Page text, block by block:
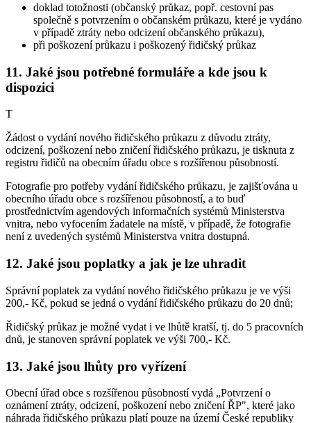
doklad totožnosti (občanský průkaz, popř. cestovní pas
společně s potvrzením o občanském průkazu, které je vydáno
v případě ztráty nebo odcizení občanského průkazu),
při poškození průkazu i poškozený řidičský průkaz
11. Jaké jsou potřebné formuláře a kde jsou k
dispozici
T
Žádost o vydání nového řidičského průkazu z důvodu ztráty,
odcizení, poškození nebo zničení řidičského průkazu, je tisknuta z
registru řidičů na obecním úřadu obce s rozšířenou působností.
Fotografie pro potřeby vydání řidičského průkazu, je zajišťována u
obecního úřadu obce s rozšířenou působností, a to buď
prostřednictvím agendových informačních systémů Ministerstva
vnitra, nebo vyfocením žadatele na místě, v případě, že fotografie
není z uvedených systémů Ministerstva vnitra dostupná.
12. Jaké jsou poplatky a jak je lze uhradit
Správní poplatek za vydání nového řidičského průkazu je ve výši
200,- Kč, pokud se jedná o vydání řidičského průkazu do 20 dnů;
Řidičský průkaz je možné vydat i ve lhůtě kratší, tj. do 5 pracovních
dnů, je stanoven správní poplatek ve výši 700,- Kč.
13. Jaké jsou lhůty pro vyřízení
Obecní úřad obce s rozšířenou působností vydá „Potvrzení o
oznámení ztráty, odcizení, poškození nebo zničení ŘP", které jako
náhrada řidičského průkazu platí pouze na území České republiky